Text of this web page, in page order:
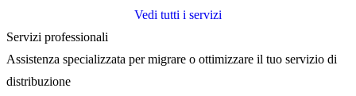
Vedi tutti i servizi
Servizi professionali
Assistenza specializzata per migrare o ottimizzare il tuo servizio di
distribuzione